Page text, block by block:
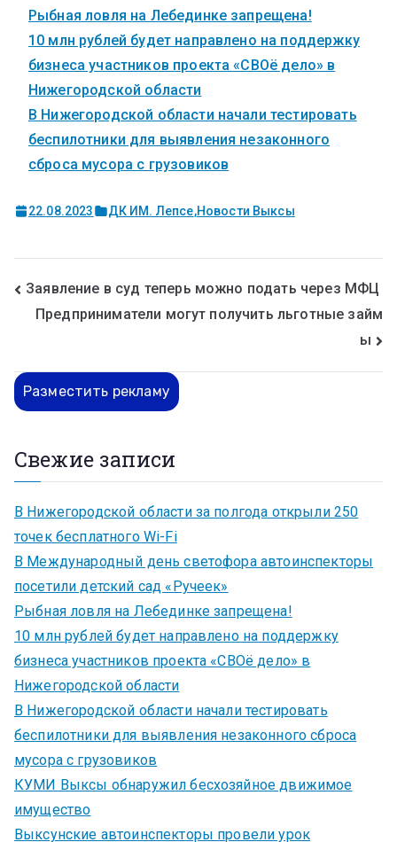
Рыбная ловля на Лебединке запрещена!
10 млн рублей будет направлено на поддержку
бизнеса участников проекта «СВОё дело» в
Нижегородской области
В Нижегородской области начали тестировать
беспилотники для выявления незаконного
сброса мусора с грузовиков
22.08.2023 ДК ИМ. Лепсе,Новости Выксы
Заявление в суд теперь можно подать через МФЦ
Предприниматели могут получить льготные займ
ы
Разместить рекламу
Свежие записи
В Нижегородской области за полгода открыли 250
точек бесплатного Wi-Fi
В Международный день светофора автоинспекторы
посетили детский сад «Ручеек»
Рыбная ловля на Лебединке запрещена!
10 млн рублей будет направлено на поддержку
бизнеса участников проекта «СВОё дело» в
Нижегородской области
В Нижегородской области начали тестировать
беспилотники для выявления незаконного сброса
мусора с грузовиков
КУМИ Выксы обнаружил бесхозяйное движимое
имущество
Выксунские автоинспекторы провели урок